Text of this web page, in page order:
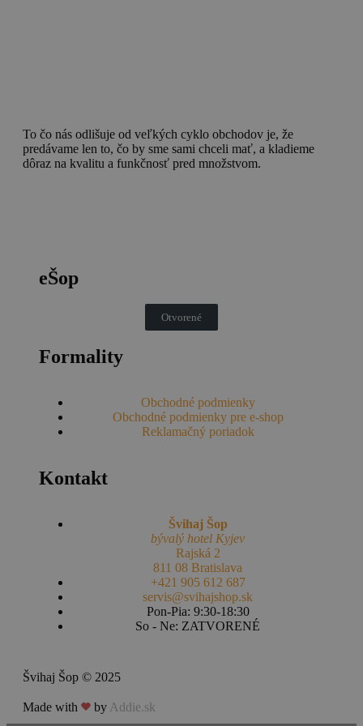
To čo nás odlišuje od veľkých cyklo obchodov je, že
predávame len to, čo by sme sami chceli mať, a kladieme
dôraz na kvalitu a funkčnosť pred množstvom.
eŠop
Otvorené
Formality
Obchodné podmienky
Obchodné podmienky pre e-shop
Reklamačný poriadok
Kontakt
Švihaj Šop
bývalý hotel Kyjev
Rajská 2
811 08 Bratislava
+421 905 612 687
servis@svihajshop.sk
Pon-Pia: 9:30-18:30
So - Ne: ZATVORENÉ
Švihaj Šop © 2025
Made with by Addie.sk